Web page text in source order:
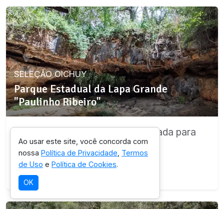
SELEÇÃO OICHUY
Parque Estadual da Lapa Grande
"Paulinho Ribeiro"
Destino com infraestrutura validada para
esta experiência.
Ao usar este site, você concorda com
nossa Política de Privacidade Termos
de Uso e Política de Cookies.
OK